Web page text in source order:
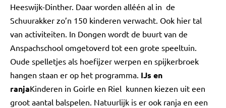
Heeswijk-Dinther. Daar worden alléén al in de
Schuurakker zo’n 150 kinderen verwacht. Ook hier tal
van activiteiten. In Dongen wordt de buurt van de
Anspachschool omgetoverd tot een grote speeltuin.
Oude spelletjes als hoefijzer werpen en spijkerbroek
hangen staan er op het programma. IJs en
ranjaKinderen in Goirle en Riel kunnen kiezen uit een
groot aantal balspelen. Natuurlijk is er ook ranja en een